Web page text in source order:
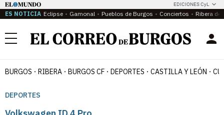
EDICIONES CyL
ES NOTICIA Eclipse Gamonal Pueblos de Burgos Conciertos Ribera del
Menú
BURGOS RIBERA BURGOS CF DEPORTES CASTILLA Y LEÓN
DEPORTES